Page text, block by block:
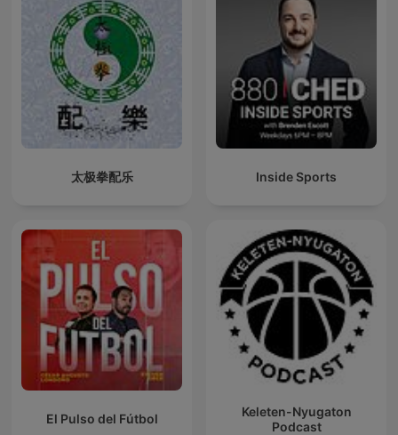
太极拳配乐 Inside Sports
El Pulso del Fútbol
Keleten-Nyugaton
Podcast